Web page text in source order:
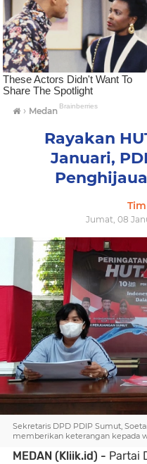
› Medan
Rayakan
Januari,
Jumat, 08
Sekretaris DPD PDIP Sumut,
memberikan keterangan kepada
MEDAN (Kliik.id) - Partai